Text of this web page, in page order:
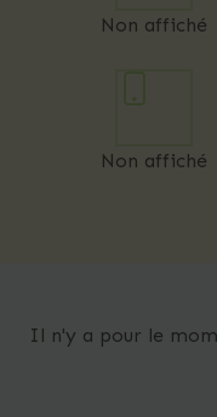
Non affiché
Non affiché
Il n'y a pour le